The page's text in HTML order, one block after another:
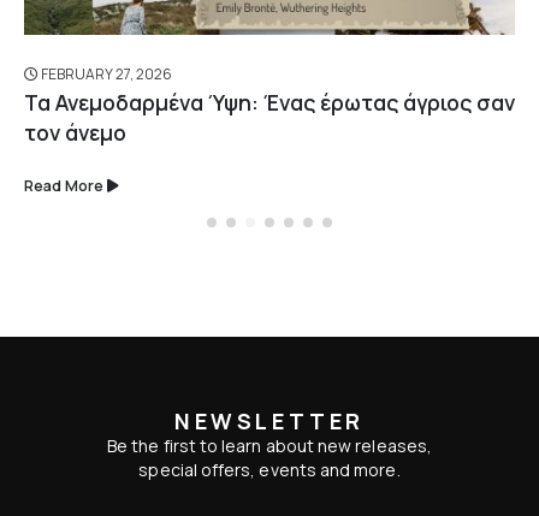
FEBRUARY 27, 2026
Τα Ανεμοδαρμένα Ύψη: Ένας έρωτας άγριος σαν
τον άνεμο
Read More
NEWSLETTER
Be the first to learn about new releases,
special offers, events and more.